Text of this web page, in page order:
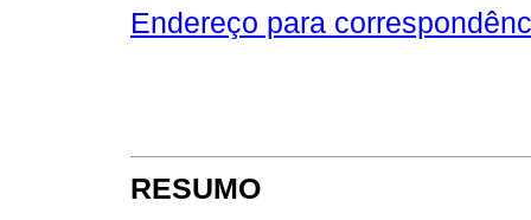
Endereço para
RESUMO